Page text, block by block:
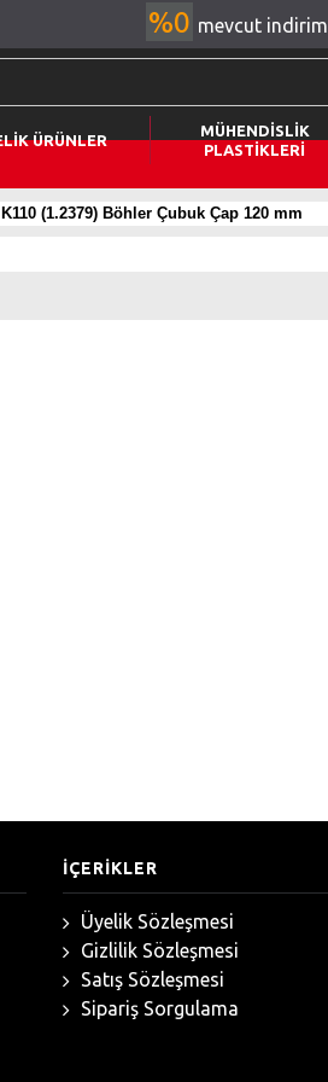
%0 mevcut indirim
ÜRÜNLER
MÜHENDİSLİK
PLASTİKLERİ
(1.2379) Böhler Çubuk Çap 120 mm
İÇERİKLER
Üyelik Sözleşmesi
Gizlilik Sözleşmesi
Satış Sözleşmesi
Sipariş Sorgulama